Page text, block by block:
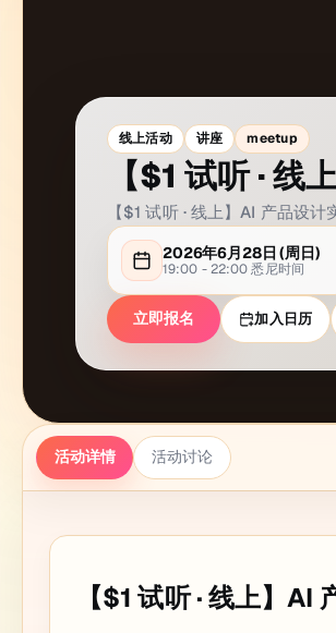
线上活动 讲座 meetup
【$1 试听 ·
【$1 试听 · 线上】AI 产品设
2026年6月28日 (周日)
19:00 - 22:00 悉尼时间
立即报名 加入日历
活动详情 活动讨论
【$1 试听 · 线上】